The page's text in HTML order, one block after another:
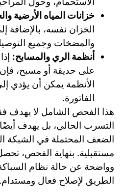
خزانات المياه الأرضية
الخزان نفسه، بالإضافة
والمضخات وجميع
أنظمة الري والمسابح:
على حديقة أو مسبح،
الأنظمة يمكن أن يؤدي
الفاتورة.
هذا الفحص الشامل لا يهدف
التسرب الحالي، بل يهدف
الضعف المحتملة في الشبكة
مستقبلية. بنهاية الفحص،
وواضحة عن حالة نظام
الطريق لإصلاح فعال ومستدام.